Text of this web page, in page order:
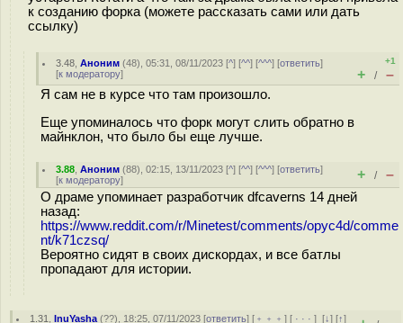
к созданию форка (можете рассказать сами или дать
ссылку)
3.48 ,Аноним (48), 05:31, 08/11/2023 [^] [^^] [^^^] [ответить]
[к модератору]
+1
+ / –
Я сам не в курсе что там произошло.
Еще упоминалось что форк могут слить обратно в
майнклон, что было бы еще лучше.
3.88 ,Аноним (88), 02:15, 13/11/2023 [^] [^^] [^^^] [ответить]
[к модератору] + / –
О драме упоминает разработчик dfcaverns 14 дней
назад:
https://www.reddit.com/r/Minetest/comments/opyc4d/comme
nt/k71czsq/
Вероятно сидят в своих дискордах, и все батлы
пропадают для истории.
1.31 ,InuYasha (??), 18:25, 07/11/2023 [ответить] [ ﹢﹢﹢] [ · · ·][↓] [↑]